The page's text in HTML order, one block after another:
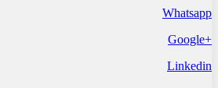
Whatsapp
+Google
Linkedin